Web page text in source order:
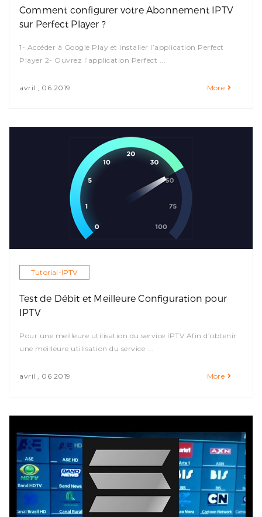
Comment configurer votre Abonnement IPTV
sur Perfect Player ?
1- Accéder à Google Play et installer l’application Perfect
Player 2- Ouvrez l’application Perfect ...
avril , 06 2019 More
Tutorial-IPTV
Test de Débit et Meilleure Configuration pour
IPTV
Pour une meilleure utilisation du service IPTV Afin d’obtenir
une meilleure utilisation du service ...
avril , 06 2019 More